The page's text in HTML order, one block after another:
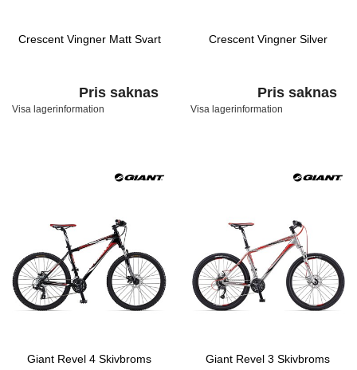
Crescent Vingner Matt Svart
Pris saknas
Visa lagerinformation
Crescent Vingner Silver
Pris saknas
Visa lagerinformation
Giant Revel 4 Skivbroms Giant Revel 3 Skivbroms